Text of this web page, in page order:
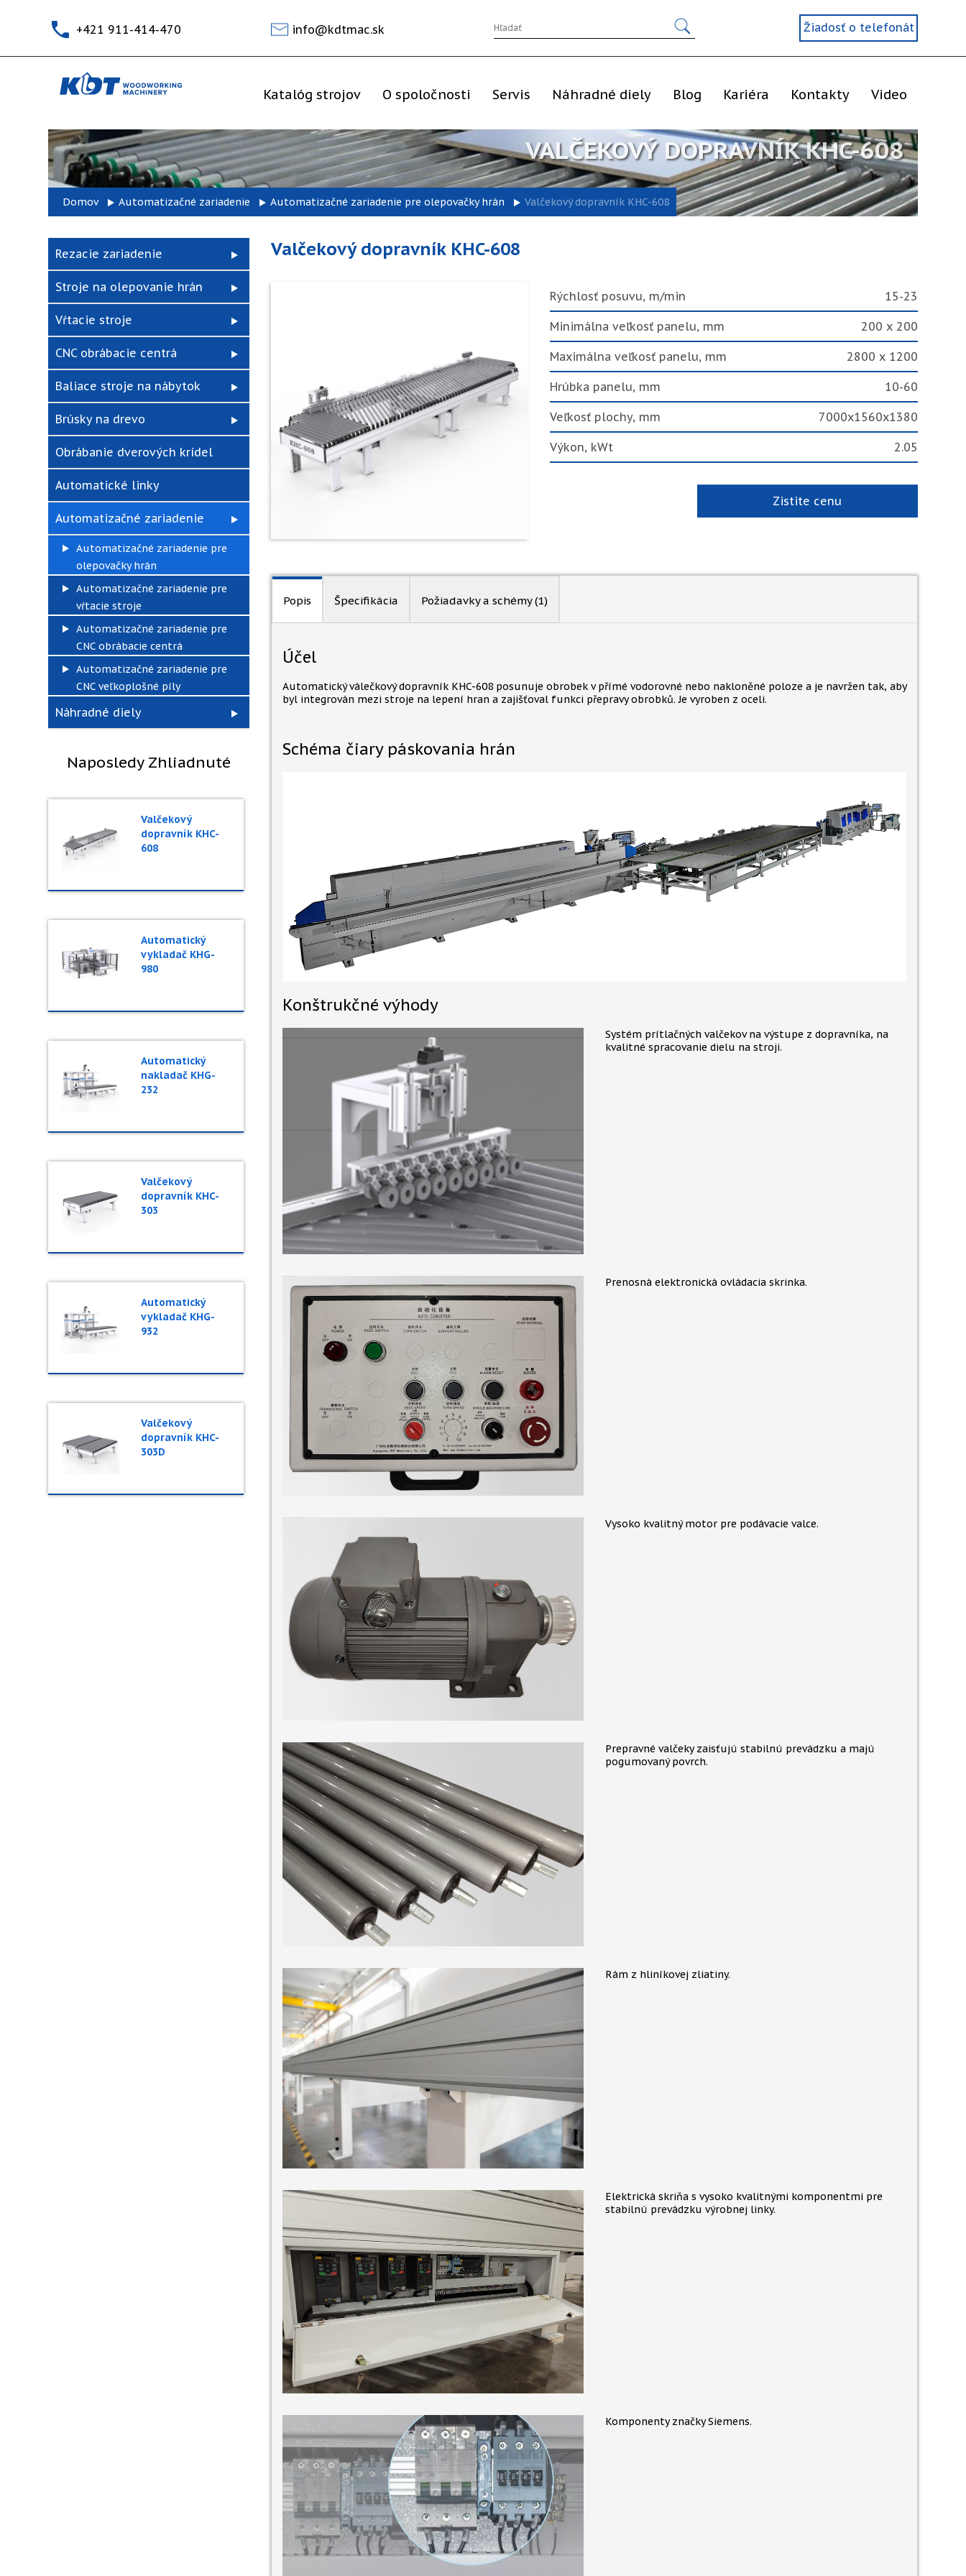
+421 911-414-470 info@kdtmac.sk Žiadosť o telefonát
Katalóg strojov O spoločnosti Servis Náhradné diely Blog Kariéra Kontakty Video
VALČEKOVÝ DOPRAVNÍK KHC-608
Domov Automatizačné zariadenie Automatizačné zariadenie pre olepovačky hrán Valčekový dopravník KHC-608
Rezacie zariadenie
Stroje na olepovanie hrán
Vŕtacie stroje
CNC obrábacie centrá
Baliace stroje na nábytok
Brúsky na drevo
Obrábanie dverových krídel
Automatické linky
Automatizačné zariadenie
Automatizačné zariadenie pre
olepovačky hrán
Automatizačné zariadenie pre
vŕtacie stroje
Automatizačné zariadenie pre
CNC obrábacie centrá
Automatizačné zariadenie pre
CNC veľkoplošné píly
Náhradné diely
Naposledy Zhliadnuté
Valčekový
dopravník KHC-
608
Automatický
vykladač KHG-
980
Automatický
nakladač KHG-
232
Valčekový
dopravník KHC-
303
Automatický
vykladač KHG-
932
Valčekový
dopravník KHC-
303D
Valčekový dopravník KHC-608
Rýchlosť posuvu, m/min 15-23
Minimálna veľkosť panelu, mm 200 x 200
Maximálna veľkosť panelu, mm 2800 x 1200
Hrúbka panelu, mm 10-60
Veľkosť plochy, mm 7000x1560x1380
Výkon, kWt 2.05
Zistite cenu
Popis Špecifikácia Požiadavky a schémy (1)
Účel
Automatický válečkový dopravník KHC-608 posunuje obrobek v přímé vodorovné nebo nakloněné poloze a je navržen tak, aby
byl integrován mezi stroje na lepení hran a zajišťoval funkci přepravy obrobků. Je vyroben z oceli.
Schéma čiary páskovania hrán
Konštrukčné výhody
Systém prítlačných valčekov na výstupe z dopravníka, na
kvalitné spracovanie dielu na stroji.
Prenosná elektronická ovládacia skrinka.
Vysoko kvalitný motor pre podávacie valce.
Prepravné valčeky zaisťujú stabilnú prevádzku a majú
pogumovaný povrch.
Rám z hliníkovej zliatiny.
Elektrická skriňa s vysoko kvalitnými komponentmi pre
stabilnú prevádzku výrobnej linky.
Komponenty značky Siemens.